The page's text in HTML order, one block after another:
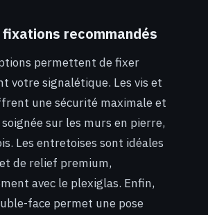
fixations recommandés
permettent de fixer
votre signalétique. Les vis et
une sécurité maximale et
sur les murs en pierre,
Les entretoises sont idéales
de relief premium,
avec le plexiglas. Enfin,
face permet une pose